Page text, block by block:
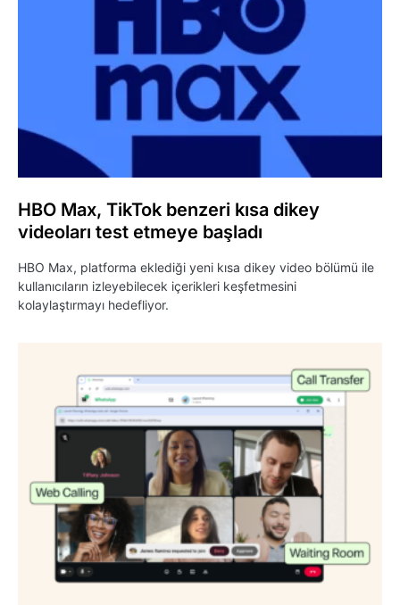
HBO Max, TikTok benzeri kısa dikey
videoları test etmeye başladı
HBO Max, platforma eklediği yeni kısa dikey video bölümü ile
kullanıcıların izleyebilecek içerikleri keşfetmesini
kolaylaştırmayı hedefliyor.